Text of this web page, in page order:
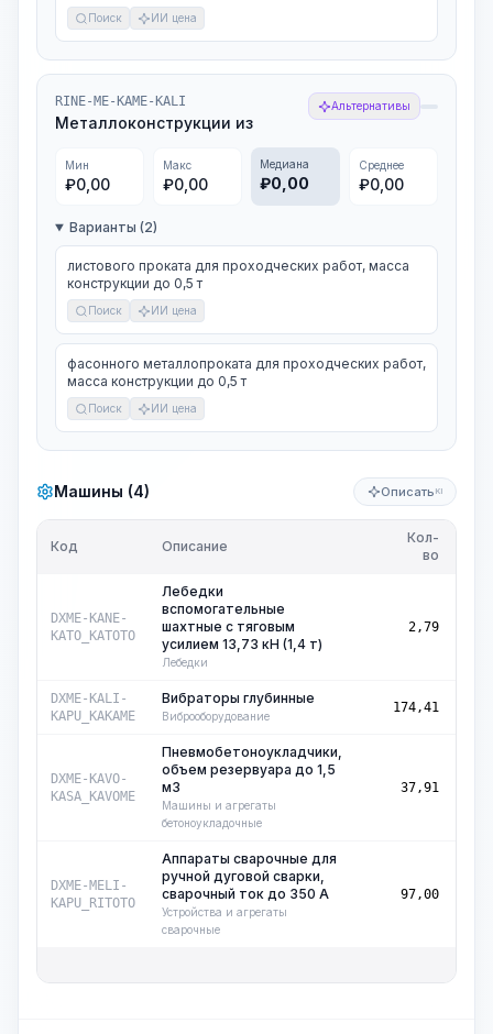
Поиск ИИ цена
RINE-ME-KAME-KALI
Металлоконструкции из
Альтернативы
Мин
₽0,00
Макс
₽0,00
Медиана
₽0,00
Среднее
₽0,00
Варианты (2)
листового проката для проходческих работ, масса
конструкции до 0,5 т
Поиск ИИ цена
фасонного металлопроката для проходческих работ,
масса конструкции до 0,5 т
Поиск ИИ цена
Машины (4) Описать KI
Код Описание
Кол-
во
DXME-KANE-
KATO_KATOTO
Лебедки
вспомогательные
шахтные с тяговым
усилием 13,73 кН (1,4 т)
Лебедки
2,79
DXME-KALI-
KAPU_KAKAME
Вибраторы глубинные
Виброоборудование
174,41
DXME-KAVO-
KASA_KAVOME
Пневмобетоноукладчики,
объем резервуара до 1,5
м3
Машины и агрегаты
бетоноукладочные
37,91
DXME-MELI-
KAPU_RITOTO
Аппараты сварочные для
ручной дуговой сварки,
сварочный ток до 350 А
Устройства и агрегаты
сварочные
97,00